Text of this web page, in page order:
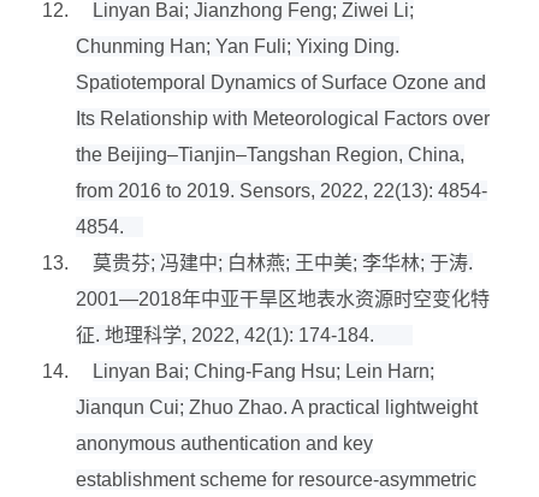
12.
Linyan Bai; Jianzhong Feng; Ziwei Li;
Chunming Han; Yan Fuli; Yixing Ding.
Spatiotemporal Dynamics of Surface Ozone and
Its Relationship with Meteorological Factors over
the Beijing–Tianjin–Tangshan Region, China,
from 2016 to 2019. Sensors, 2022, 22(13): 4854-
4854.
13.
莫贵芬; 冯建中; 白林燕; 王中美; 李华林; 于涛.
2001—2018年中亚干旱区地表水资源时空变化特
征.地理科学, 2022, 42(1): 174-184.
14.
Linyan Bai; Ching-Fang Hsu; Lein Harn;
Jianqun Cui; Zhuo Zhao. A practical lightweight
anonymous authentication and key
establishment scheme for resource-asymmetric